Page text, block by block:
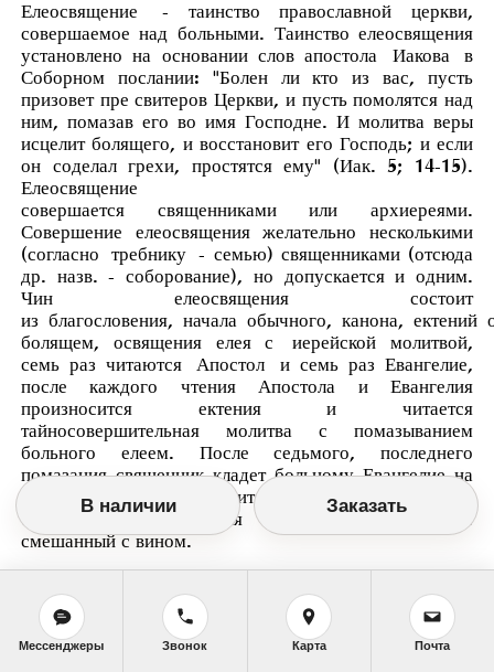
Елеосвящение - таинство православной церкви,
совершаемое над больными. Таинство елеосвящения
установлено на основании слов апостола Иаковав
Соборном послании: "Болен ли кто из вас, пусть
призовет пре свитеров Церкви, и пусть помолятся над
ним, помазав его во имя Господне. И молитва веры
исцелит болящего, и восстановит его Господь; и если
он соделал грехи, простятся ему" (Иак. 5; 14-15).
Елеосвящение
совершается священникамиилиархиереями.
Совершение елеосвящения желательно несколькими
(согласнотребнику - семью) священниками (отсюда
др. назв. - соборование), но допускается и одним.
Чин елеосвящения состоит
из благословения, началаобычного, канона, ектений
болящем, освящения елея сиерейской молитвой,
семь раз читаютсяАпостол и семь раз Евангелие,
после каждого чтения Апостола и Евангелия
произносится ектения и читается
тайносовершительная молитва с помазыванием
больного елеем. После седьмого, последнего
помазания священник кладет больному Евангелие на
голову и читает разрешительную молитву. Елей в
таинстве елеосвящения обычно используют
смешанный с вином.
В наличии Заказать
Мессенджеры Звонок Карта Почта